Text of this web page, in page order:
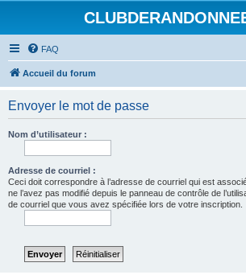
FAQ
Accueil du forum
Envoyer le mot de passe
Nom d’utilisateur :
Adresse de courriel :
Ceci doit correspondre à l’adresse de courriel qui est
ne l’avez pas modifié depuis le panneau de contrôle de
de courriel que vous avez spécifiée lors de votre inscription.